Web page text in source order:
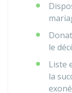
le
Liste
la